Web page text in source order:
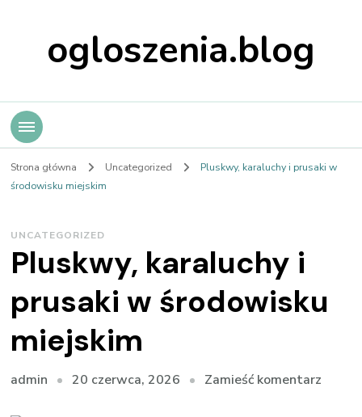
ogloszenia.blog
Strona główna Uncategorized
Pluskwy, karaluchy i prusaki w
środowisku miejskim
UNCATEGORIZED
Pluskwy, karaluchy i
prusaki w środowisku
miejskim
admin 20 czerwca, 2026 Zamieść komentarz